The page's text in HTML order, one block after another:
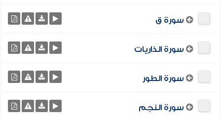
سورة ق
سورة الذاريات
سورة الطور
سورة النجم